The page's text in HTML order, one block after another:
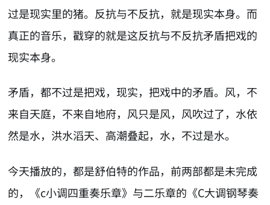
过是现实里的猪。反抗与不反抗，就是现实本身。而
真正的音乐，戳穿的就是这反抗与不反抗矛盾把戏的
现实本身。
矛盾，都不过是把戏，现实，把戏中的矛盾。风，不
来自天庭，不来自地府，风只是风，风吹过了，水依
然是水，洪水滔天、高潮叠起，水，不过是水。
今天播放的，都是舒伯特的作品，前两部都是未完成
的，《c小调四重奏乐章》与二乐章的《C大调钢琴奏